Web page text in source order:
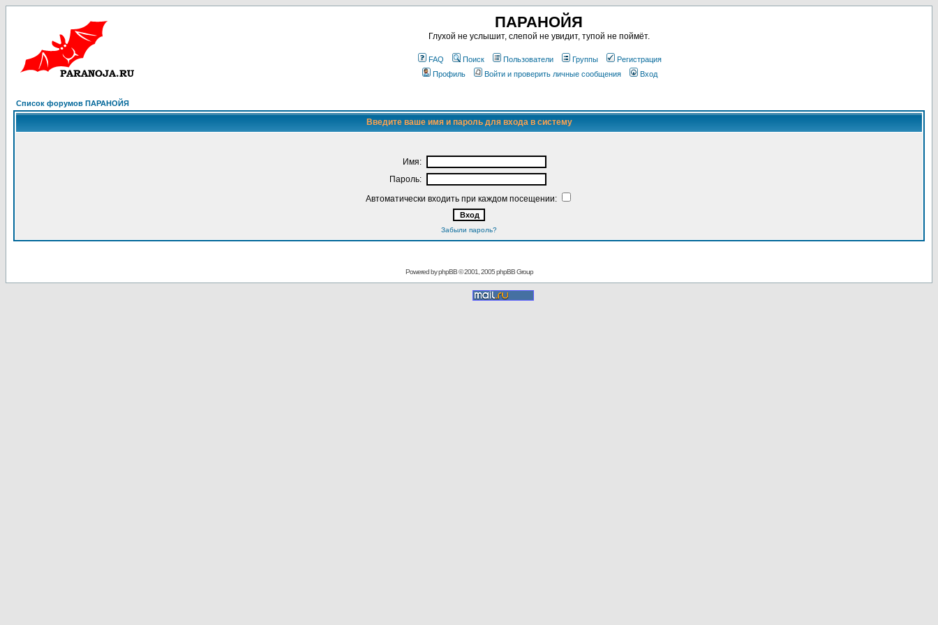
ПАРАНОЙЯ
Глухой не услышит, слепой не увидит, тупой не поймёт.
FAQ Поиск Пользователи Группы
Регистрация
Профиль
Войти и проверить личные сообщения Вход
Список форумов ПАРАНОЙЯ
Введите ваше имя и пароль для входа в систему
Имя:
Пароль:
Автоматически входить при каждом посещении:
Забыли пароль?
Powered byphpBB© 2001, 2005 phpBB Group